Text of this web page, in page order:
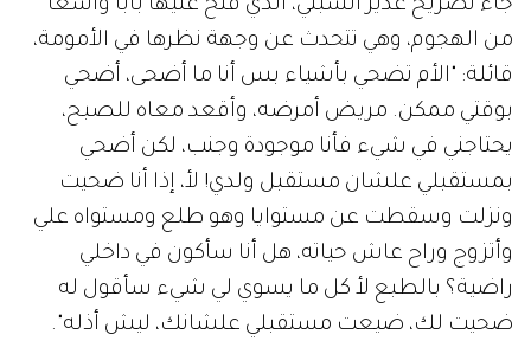
جاء تصريح غدير السبتي، الذي فتح عليها باباً واسعاً
من الهجوم، وهي تتحدث عن وجهة نظرها في الأمومة،
قائلة: "الأم تضحي بأشياء بس أنا ما أضحى، أضحي
بوقتي ممكن. مريض أمرضه، وأقعد معاه للصبح،
يحتاجني في شيء فأنا موجودة وجنب، لكن أضحي
بمستقبلي علشان مستقبل ولدي! لأ، إذا أنا ضحيت
ونزلت وسقطت عن مستوايا وهو طلع ومستواه علي
وأتزوج وراح عاش حياته، هل أنا سأكون في داخلي
راضية؟ بالطبع لأ كل ما يسوي لي شيء سأقول له
ضحيت لك، ضيعت مستقبلي علشانك، ليش أذله".